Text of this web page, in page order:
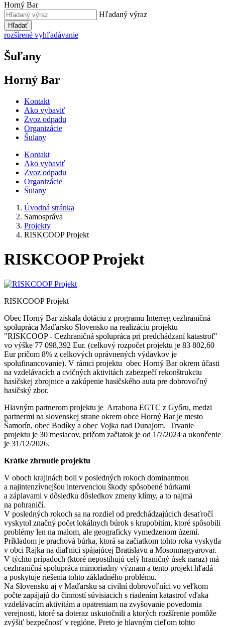
Horný Bar
Hľadaný výraz
Hľadať
rozšírené vyhľadávanie
Šuľany
Horný Bar
Kontakt
Ako vybaviť
Zvoz odpadu
Organizácie
Šulany
Kontakt
Ako vybaviť
Zvoz odpadu
Organizácie
Šulany
Úvodná stránka
Samospráva
Projekty
RISKCOOP Projekt
RISKCOOP Projekt
RISKCOOP Projekt
Obec Horný Bar získala dotáciu z programu Interreg cezhraničná
spolupráca Maďarsko Slovensko na realizáciu projektu
"RISKCOOP - Cezhraničná spolupráca pri predchádzaní katastrof"
vo výške 77 098,392 Eur. (celkový rozpočet projektu je 83 802,60
Eur pričom 8% z celkových oprávnených výdavkov je
spolufinancovanie). V rámci projektu obec Horný Bar okrem účasti
na vzdelávacích a cvičných aktivitách zabezpečí rekonštrukciu
hasičskej zbrojnice a zakúpenie hasičského auta pre dobrovoľný
hasičský zbor.
Hlavným partnerom projektu je Arrabona EGTC z Győru, medzi
partnermi na slovenskej strane okrem obce Horný Bar je mesto
Šamorín, obec Bodíky a obec Vojka nad Dunajom. Trvanie
projektu je 30 mesiacov, pričom začiatok je od 1/7/2024 a ukončenie
je 31/12/2026.
Krátke zhrnutie projektu
V oboch krajinách boli v posledných rokoch dominantnou
a najintenzívnejšou intervenciou škody spôsobené búrkami
a záplavami v dôsledku dôsledkov zmeny klímy, a to najmä
na pohraničí.
V posledných rokoch sa na rozdiel od predchádzajúcich desaťročí
vyskytol značný počet lokálnych búrok s krupobitím, ktoré spôsobili
problémy len na malom, ale geograficky vymedzenom území.
Príkladom je prachová búrka, ktorá sa začiatkom tohto roka vyskytla
v obci Rajka na diaľnici spájajúcej Bratislavu a Mosonmagyarovar.
V týchto prípadoch (ktoré nepostihujú celý hraničný úsek naraz) má
cezhraničná spolupráca mimoriadny význam a tento projekt hľadá
a poskytuje riešenia tohto základného problému.
Na Slovensku aj v Maďarsku sa civilní dobrovoľníci vo veľkom
počte zapájajú do činností súvisiacich s riadením katastrof vďaka
vzdelávacím aktivitám a opatreniam na zvyšovanie povedomia
verejnosti, ktoré sa doteraz uskutočnili a ktorých rozšírenie pomôže
zvýšiť bezpečnosť v regióne. Preto je hlavným cieľom tohto